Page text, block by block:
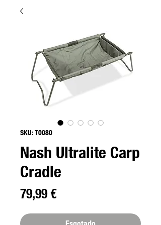
SKU: T0080
Nash Ultralite Carp
Cradle
79,99 €Preço